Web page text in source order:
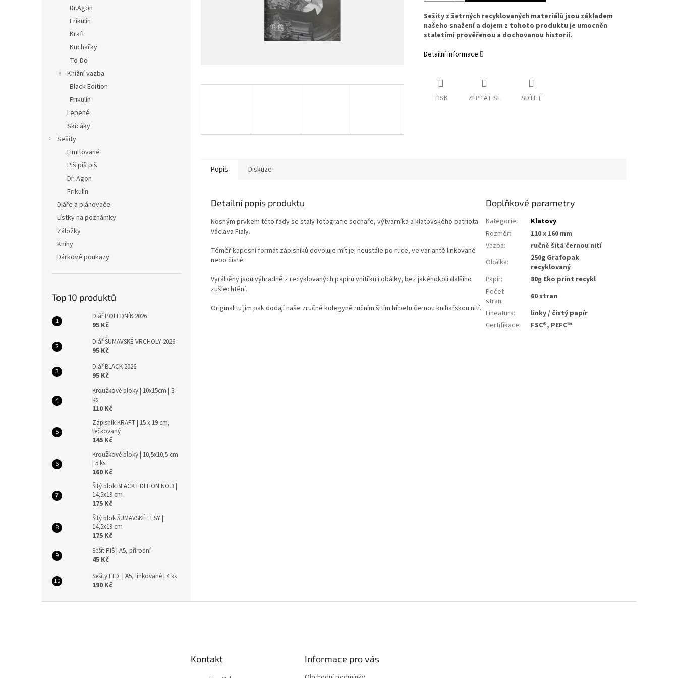
Dr.Agon
Frikulín
Kraft
Kuchařky
To-Do
Knižní vazba
Black Edition
Frikulín
Lepené
Skicáky
Sešity
Limitované
Piš piš piš
Dr. Agon
Frikulín
Diáře a plánovače
Lístky na poznámky
Záložky
Knihy
Dárkové poukazy
Top 10 produktů
Diář POLEDNÍK 2026
95 Kč
Diář ŠUMAVSKÉ VRCHOLY 2026
95 Kč
Diář BLACK 2026
95 Kč
Kroužkové bloky | 10x15cm | 3
ks
110 Kč
Zápisník KRAFT | 15 x 19 cm,
tečkovaný
145 Kč
Kroužkové bloky | 10,5x10,5 cm
| 5 ks
160 Kč
Šitý blok BLACK EDITION NO.3 |
14,5x19 cm
175 Kč
Šitý blok ŠUMAVSKÉ LESY |
14,5x19 cm
175 Kč
Sešit PIŠ | A5, přírodní
45 Kč
Sešity LTD. | A5, linkované | 4 ks
190 Kč
Sešity z šetrných recyklovaných materiálů jsou základem
našeho snažení a dojem z tohoto produktu je umocněn
staletími prověřenou a dochovanou historií.
Detailní informace
TISK ZEPTAT SE SDÍLET
Popis Diskuze
Detailní popis produktu
Nosným prvkem této řady se staly fotografie sochaře, výtvarníka a klatovského patriota
Václava Fialy.
Téměř kapesní formát zápisníků dovoluje mít jej neustále po ruce, ve variantě linkované
nebo čisté.
Vyráběny jsou výhradně z recyklovaných papírů vnitřku i obálky, bez jakéhokoli dalšího
zušlechtění.
Originalitu jim pak dodají naše zručné kolegyně ručním šitím hřbetu černou knihařskou nití.
Doplňkové parametry
Kategorie:
Klatovy
Rozměr:
110 x 160 mm
Vazba:
ručně šitá černou nití
Obálka:
250g Grafopak
recyklovaný
Papír:
80g Eko print recykl
Počet
stran:
60 stran
Lineatura:
linky / čistý papír
Certifikace: FSC®, PEFC™
Kontakt Informace pro vás